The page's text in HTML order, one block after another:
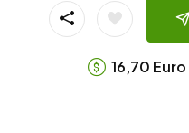
16,70 Euro